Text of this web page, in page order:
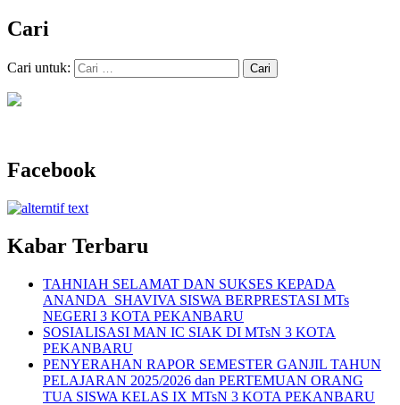
Cari
Cari untuk:
Facebook
Kabar Terbaru
TAHNIAH SELAMAT DAN SUKSES KEPADA
ANANDA SHAVIVA SISWA BERPRESTASI MTs
NEGERI 3 KOTA PEKANBARU
SOSIALISASI MAN IC SIAK DI MTsN 3 KOTA
PEKANBARU
PENYERAHAN RAPOR SEMESTER GANJIL TAHUN
PELAJARAN 2025/2026 dan PERTEMUAN ORANG
TUA SISWA KELAS IX MTsN 3 KOTA PEKANBARU